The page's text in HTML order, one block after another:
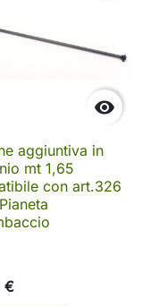

aggiuntiva in
mt 1,65
con art.326
€